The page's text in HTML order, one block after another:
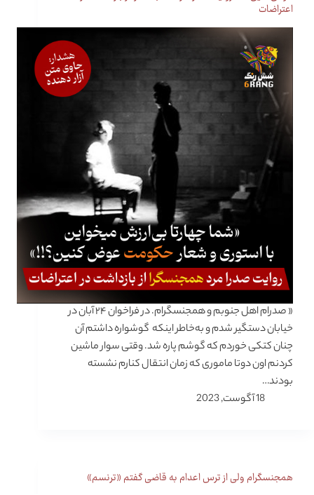
اعتراضات
« صدرام اهل جنوبم و همجنسگرام. در فراخوان ۲۴ آبان در
خیابان دستگیر شدم و به‌خاطر اینکه گوشواره داشتم آن
چنان کتکی خوردم که گوشم پاره شد. وقتی سوار ماشین
کردنم اون دوتا ماموری که زمان انتقال کنارم نشسته
بودند…
18 آگوست, 2023
همجنسگرام ولی از ترس اعدام به قاضی گفتم «ترنسم»